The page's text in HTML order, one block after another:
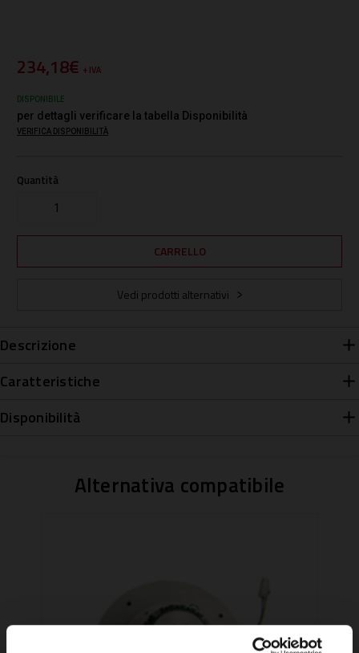
234,18€ + IVA
DISPONIBILE
per dettagli verificare la tabella Disponibilità
VERIFICA DISPONIBILITÀ
Quantità
Vedi prodotti alternativi
Descrizione
Caratteristiche
Disponibilità
Alternativa compatibile